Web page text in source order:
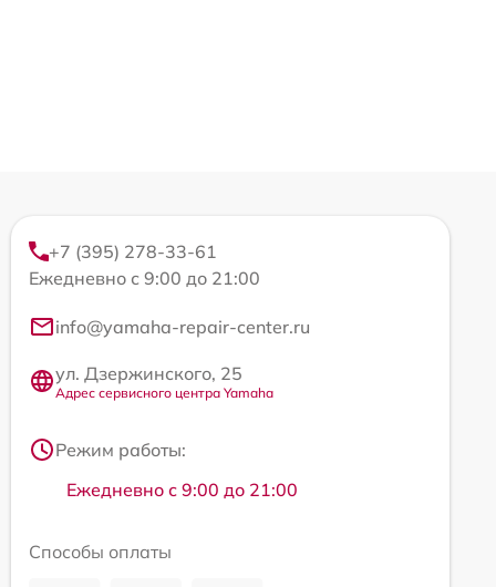
+7 (395) 278-33-61
Ежедневно с 9:00 до 21:00
info@yamaha-repair-center.ru
ул. Дзержинского, 25
Адрес сервисного центра Yamaha
Режим работы:
Ежедневно с 9:00 до 21:00
Способы оплаты